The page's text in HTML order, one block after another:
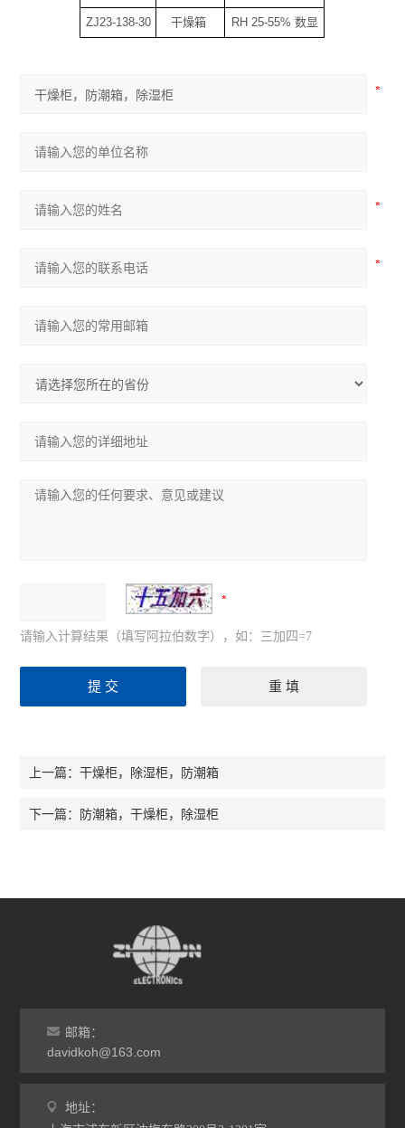
ZJ23-138-30 干燥箱 RH 25-55% 数显
请输入计算结果（填写阿拉伯数字），如：三加四=7
上一篇：干燥柜，除湿柜，防潮箱
下一篇： 防潮箱，干燥柜，除湿柜
邮箱：
davidkoh@163.com
地址：